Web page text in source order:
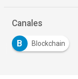
Canales
B Blockchain